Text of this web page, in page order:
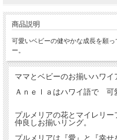
商品説明
可愛いベビーの健やかな成長を願
ー。
ママとベビーのお揃いハワ
Ａｎｅｌａはハワイ語で 可
プルメリアの花とマイレリ
仲良しお揃いリング。
プルメリアは『愛』と『幸せ